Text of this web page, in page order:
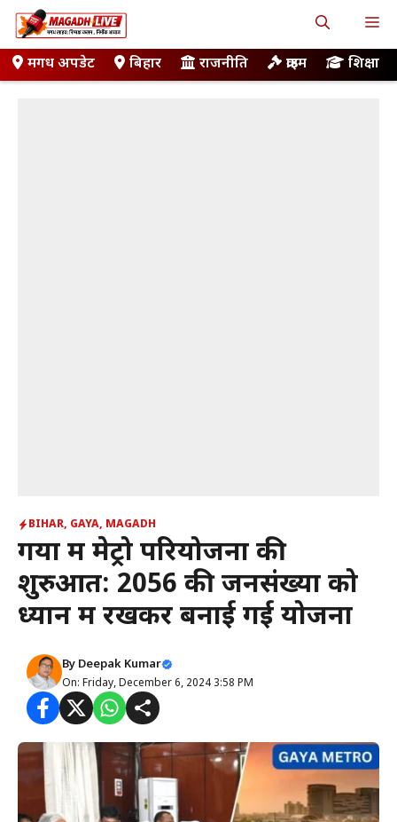
Skip
to
contentमगध अपडेट बिहार राजनीति क्राइम शिक्षा
BIHAR, GAYA, MAGADH
गया में मेट्रो परियोजना की
शुरुआत: 2056 की जनसंख्या को
ध्यान में रखकर बनाई गई योजना
By Deepak Kumar
On: Friday, December 6, 2024 3:58 PM